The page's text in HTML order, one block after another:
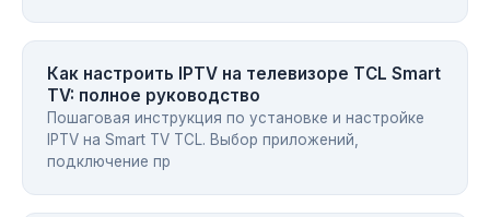
Как настроить IPTV на телевизоре TCL Smart
TV: полное руководство
Пошаговая инструкция по установке и настройке
IPTV на Smart TV TCL. Выбор приложений,
подключение пр